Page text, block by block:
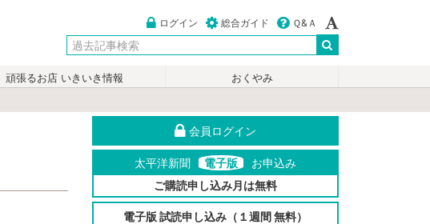
ログイン 総合ガイド Ｑ&Ａ
頑張るお店 いきいき情報
おくやみ
会員ログイン
太平洋新聞 電子版
お申込み
ご購読申し込み月は無料
電子版 試読申し込み（１週間 無料）